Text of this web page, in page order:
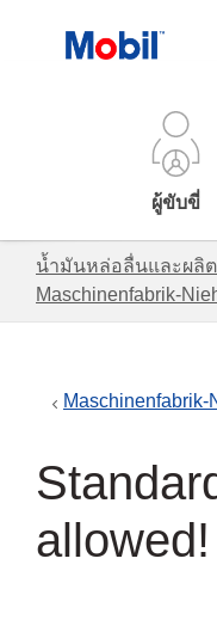
ผู้ขับขี่
น้ำมันหล่อลื่นและผลิ
Maschinenfabrik-
Maschinenfabrik-
allowed!